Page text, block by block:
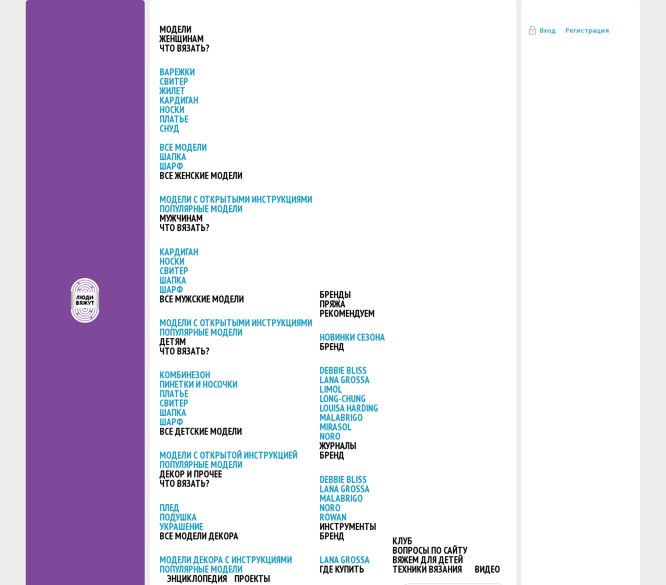
МОДЕЛИ
ЖЕНЩИНАМ
ЧТО ВЯЗАТЬ?
ВАРЕЖКИ
СВИТЕР
ЖИЛЕТ
КАРДИГАН
НОСКИ
ПЛАТЬЕ
СНУД
ВСЕ МОДЕЛИ
ШАПКА
ШАРФ
ВСЕ ЖЕНСКИЕ МОДЕЛИ
МОДЕЛИ С ОТКРЫТЫМИ ИНСТРУКЦИЯМИ
ПОПУЛЯРНЫЕ МОДЕЛИ
МУЖЧИНАМ
ЧТО ВЯЗАТЬ?
КАРДИГАН
НОСКИ
СВИТЕР
ШАПКА
ШАРФ
ВСЕ МУЖСКИЕ МОДЕЛИ
МОДЕЛИ С ОТКРЫТЫМИ ИНСТРУКЦИЯМИ
ПОПУЛЯРНЫЕ МОДЕЛИ
ДЕТЯМ
ЧТО ВЯЗАТЬ?
КОМБИНЕЗОН
ПИНЕТКИ И НОСОЧКИ
ПЛАТЬЕ
СВИТЕР
ШАПКА
ШАРФ
ВСЕ ДЕТСКИЕ МОДЕЛИ
МОДЕЛИ С ОТКРЫТОЙ ИНСТРУКЦИЕЙ
ПОПУЛЯРНЫЕ МОДЕЛИ
ДЕКОР И ПРОЧЕЕ
ЧТО ВЯЗАТЬ?
ПЛЕД
ПОДУШКА
УКРАШЕНИЕ
ВСЕ МОДЕЛИ ДЕКОРА
МОДЕЛИ ДЕКОРА С ИНСТРУКЦИЯМИ
ПОПУЛЯРНЫЕ МОДЕЛИ
БРЕНДЫ
ПРЯЖА
РЕКОМЕНДУЕМ
НОВИНКИ СЕЗОНА
БРЕНД
DEBBIE BLISS
LANA GROSSA
LIMOL
LONG-CHUNG
LOUISA HARDING
MALABRIGO
MIRASOL
NORO
ЖУРНАЛЫ
БРЕНД
DEBBIE BLISS
LANA GROSSA
MALABRIGO
NORO
ROWAN
ИНСТРУМЕНТЫ
БРЕНД
LANA GROSSA
ГДЕ КУПИТЬ
КЛУБ
ВОПРОСЫ ПО САЙТУ
ВЯЖЕМ ДЛЯ ДЕТЕЙ
ТЕХНИКИ ВЯЗАНИЯ ВИДЕО
ЭНЦИКЛОПЕДИЯ ПРОЕКТЫ
Вход Регистрация